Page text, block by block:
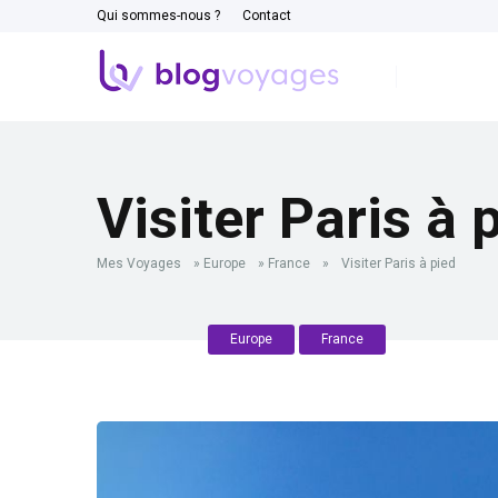
Qui sommes-nous ? Contact
Visiter Paris à
Mes Voyages » Europe » France » Visiter Paris à pied
Europe France